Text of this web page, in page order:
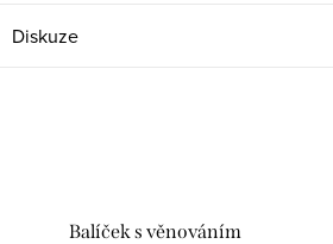
Diskuze
Balíček s věnováním